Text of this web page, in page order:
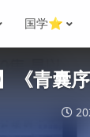
国学⭐
《青囊